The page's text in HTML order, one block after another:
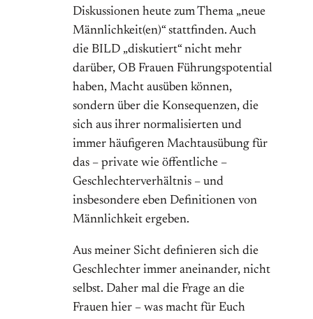
Diskussionen heute zum Thema „neue
Männlichkeit(en)“ stattfinden. Auch
die BILD „diskutiert“ nicht mehr
darüber, OB Frauen Führungspotential
haben, Macht ausüben können,
sondern über die Konsequenzen, die
sich aus ihrer normalisierten und
immer häufigeren Machtausübung für
das – private wie öffentliche –
Geschlechterverhältnis – und
insbesondere eben Definitionen von
Männlichkeit ergeben.
Aus meiner Sicht definieren sich die
Geschlechter immer aneinander, nicht
selbst. Daher mal die Frage an die
Frauen hier – was macht für Euch